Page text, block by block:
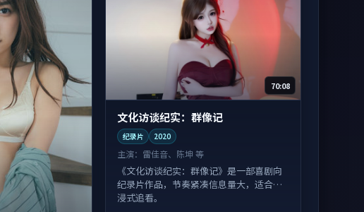
70:08
文化访谈纪实：群像记
纪录片 2020
主演： 雷佳音、陈坤 等
《文化访谈纪实：群像记》是一部喜剧向
纪录片作品，节奏紧凑信息量大，适合沉
浸式追看。